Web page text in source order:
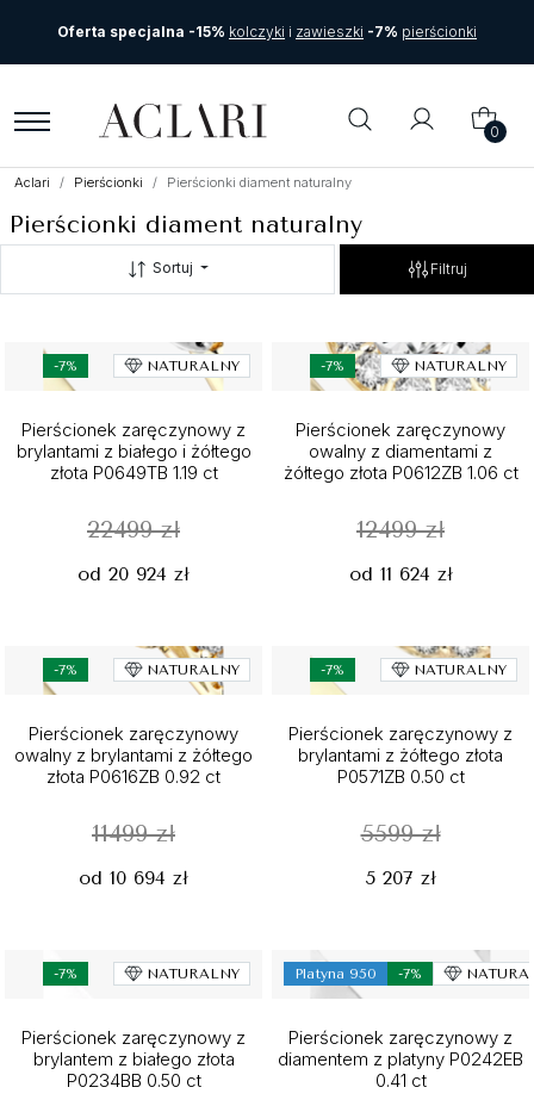
Oferta specjalna -15% kolczyki i zawieszki -7% pierścionki
0
Aclari Pierścionki Pierścionki diament naturalny
Pierścionki diament naturalny
Sortuj Filtruj
-7% NATURALNY
Pierścionek zaręczynowy z
brylantami z białego i żółtego
złota P0649TB 1.19 ct
22499 zł
od 20 924 zł
-7% NATURALNY
Pierścionek zaręczynowy
owalny z diamentami z
żółtego złota P0612ZB 1.06 ct
12499 zł
od 11 624 zł
-7% NATURALNY
Pierścionek zaręczynowy
owalny z brylantami z żółtego
złota P0616ZB 0.92 ct
11499 zł
od 10 694 zł
-7% NATURALNY
Pierścionek zaręczynowy z
brylantami z żółtego złota
P0571ZB 0.50 ct
5599 zł
5 207 zł
-7% NATURALNY
Pierścionek zaręczynowy z
brylantem z białego złota
P0234BB 0.50 ct
Platyna 950 -7%
Pierścionek zaręczynowy z
diamentem z platyny P0242EB
0.41 ct